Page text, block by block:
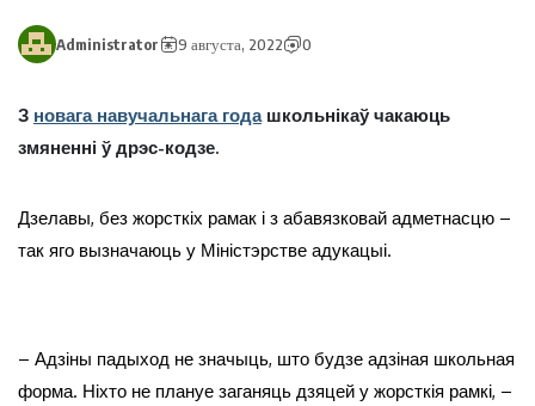
Administrator 9 августа, 2022 0
З новага навучальнага годашкольнікаў чакаюць
змяненні ў дрэс-кодзе.
Дзелавы, без жорсткіх рамак і з абавязковай адметнасцю –
так яго вызначаюць у Міністэрстве адукацыі.
– Адзіны падыход не значыць, што будзе адзіная школьная
форма. Ніхто не плануе заганяць дзяцей у жорсткія рамкі, –